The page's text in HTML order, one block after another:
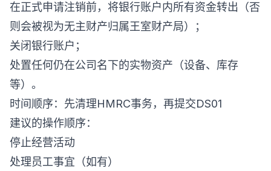
在正式申请注销前，将银行账户内所有资金转出（否
则会被视为无主财产归属王室财产局）；
关闭银行账户；
处置任何仍在公司名下的实物资产（设备、库存
等）。
时间顺序：先清理HMRC事务，再提交DS01
建议的操作顺序：
停止经营活动
处理员工事宜（如有）